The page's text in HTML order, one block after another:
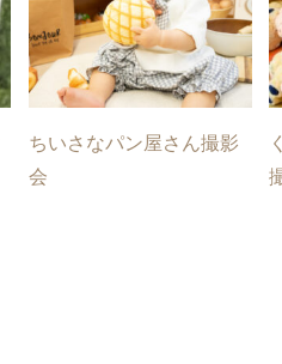
ちいさなパン屋さん撮影
会